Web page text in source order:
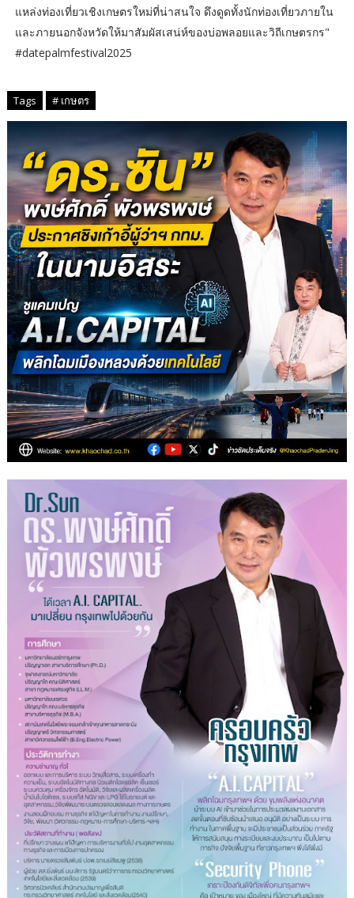
แหล่งท่องเที่ยวเชิงเกษตรใหม่ที่น่าสนใจ ดึงดูดทั้งนักท่องเที่ยวภายใน
และภายนอกจังหวัดให้มาสัมผัสเสน่ห์ของบ่อพลอยและวิถีเกษตรกร"
#datepalmfestival2025
Tags # เกษตร